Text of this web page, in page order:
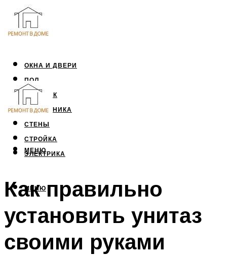
ОКНА И ДВЕРИ
ПОЛ
ПОТОЛОК
САНТЕХНИКА
СТЕНЫ
СТРОЙКА
ЭЛЕКТРИКА
МЕНЮ
МЕНЮ
Как правильно
установить унитаз
своими руками